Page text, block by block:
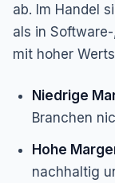
ab. Im Handel
als in
mit hoher
Niedrige
Branchen
Hohe
nachhaltig